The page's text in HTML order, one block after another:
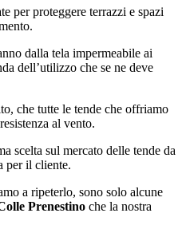
per proteggere terrazzi e spazi
dalla tela impermeabile ai
dell’utilizzo che se ne deve
che tutte le tende che offriamo
al vento.
scelta sul mercato delle tende da
per il cliente.
a ripeterlo, sono solo alcune
Prenestino che la nostra